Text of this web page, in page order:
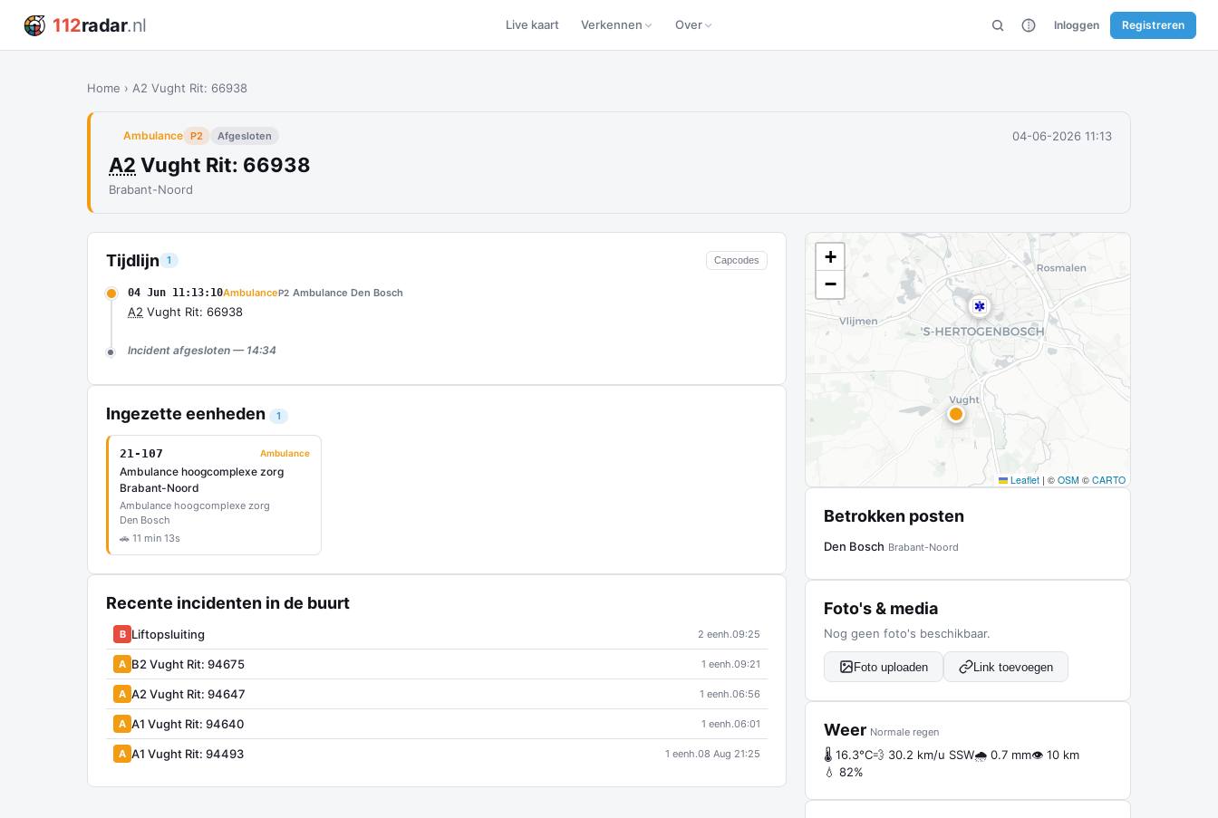
112radar.nl Live kaart Verkennen Over Inloggen Registreren
Home › A2 Vught Rit: 66938
Ambulance P2 Afgesloten 04-06-2026 11:13
A2 Vught Rit: 66938
Brabant-Noord
Tijdlijn 1 Capcodes
04 Jun 11:13:10AmbulanceP2 Ambulance Den Bosch
A2 Vught Rit: 66938
Incident afgesloten — 14:34
Ingezette eenheden 1
21-107 Ambulance
Ambulance hoogcomplexe zorg
Brabant-Noord
Ambulance hoogcomplexe zorg
Den Bosch
🚗 11 min 13s
Recente incidenten in de buurt
B Liftopsluiting 2 eenh.09:25
A B2 Vught Rit: 94675 1 eenh.09:21
A A2 Vught Rit: 94647 1 eenh.06:56
A A1 Vught Rit: 94640 1 eenh.06:01
A A1 Vught Rit: 94493 1 eenh.08 Aug 21:25
+
−
Leaflet | © OSM © CARTO
Betrokken posten
Den Bosch Brabant-Noord
Foto's & media
Nog geen foto's beschikbaar.
Foto uploaden Link toevoegen
Weer Normale regen
🌡 16.3°C💨 30.2 km/u SSW🌧 0.7 mm👁 10 km
💧 82%